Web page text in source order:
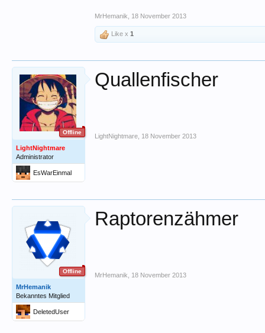
MrHemanik 18 November 2013
Like x 1
Offline
LightNightmare
Administrator
EsWarEinmal
Quallenfischer
LightNightmare 18 November 2013
Offline
MrHemanik
Bekanntes Mitglied
DeletedUser
Raptorenzähmer
MrHemanik 18 November 2013